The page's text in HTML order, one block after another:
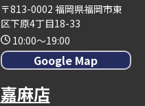
〒813-0002 福岡県福岡市東
区下原4丁目18-33
10:00～19:00
Google Map
嘉麻店